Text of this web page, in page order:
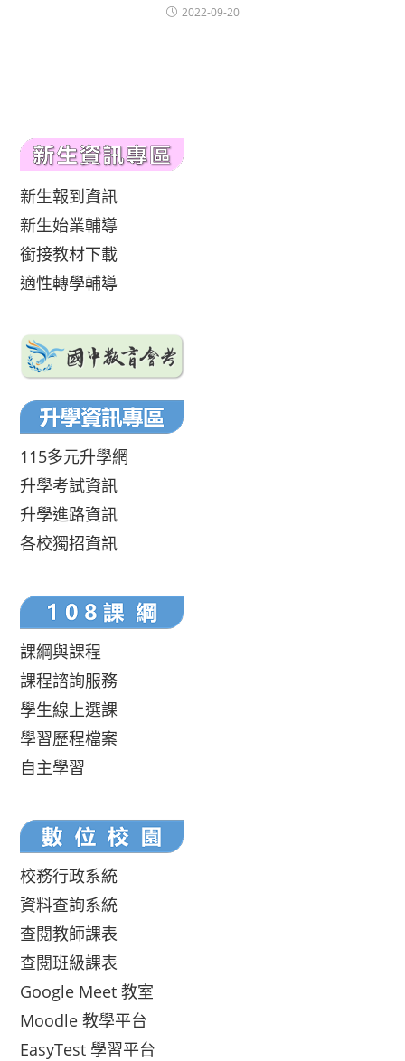
2022-09-20
新生報到資訊
新生始業輔導
銜接教材下載
適性轉學輔導
115多元升學網
升學考試資訊
升學進路資訊
各校獨招資訊
課綱與課程
課程諮詢服務
學生線上選課
學習歷程檔案
自主學習
校務行政系統
資料查詢系統
查閱教師課表
查閱班級課表
Google Meet 教室
Moodle 教學平台
EasyTest 學習平台